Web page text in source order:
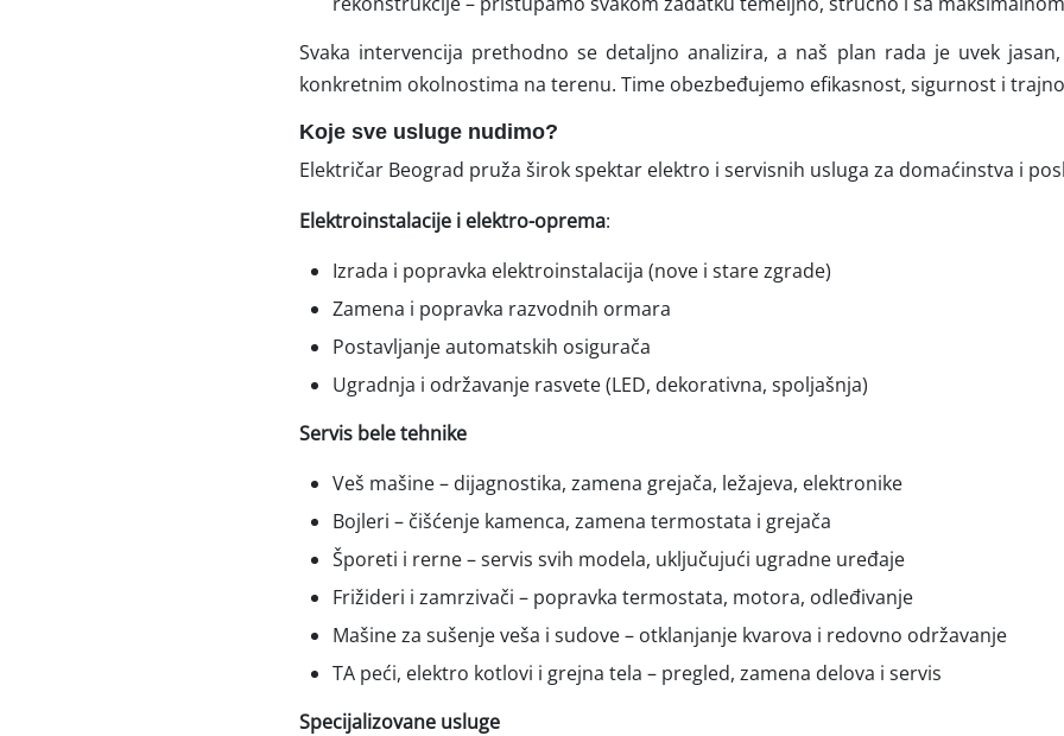
Svaka intervencija prethodno se detaljno analizira, a naš plan rada je uvek
konkretnim okolnostima na terenu. Time obezbeđujemo efikasnost, sigurnost i
Koje sve usluge nudimo?
Električar Beograd pruža širok spektar elektro i servisnih usluga za domaćinstva i
Elektroinstalacije i elektro-oprema:
Izrada i popravka elektroinstalacija (nove i stare zgrade)
Zamena i popravka razvodnih ormara
Postavljanje automatskih osigurača
Ugradnja i održavanje rasvete (LED, dekorativna, spoljašnja)
Servis bele tehnike
Veš mašine – dijagnostika, zamena grejača, ležajeva, elektronike
Bojleri – čišćenje kamenca, zamena termostata i grejača
Šporeti i rerne – servis svih modela, uključujući ugradne uređaje
Frižideri i zamrzivači – popravka termostata, motora, odleđivanje
Mašine za sušenje veša i sudove – otklanjanje kvarova i redovno održavanje
TA peći, elektro kotlovi i grejna tela – pregled, zamena delova i servis
Specijalizovane usluge